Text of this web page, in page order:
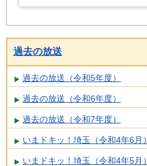
過去の放送
過去の放送（令和5年度）
過去の放送（令和6年度）
過去の放送（令和7年度）
いまドキッ！埼玉（令和4年6月）
いまドキッ！埼玉（令和4年5月）